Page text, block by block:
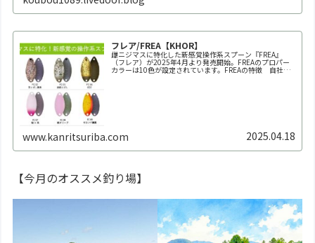
フレア/FREA【KHOR】
雌ニジマスに特化した新感覚操作系スプーン『FREA』
（フレア）が2025年4月より発売開始。FREAのプロパー
カラーは10色が設定されています。FREAの特徴 自社養
魚場だからできた業界初の150回以上にも及ぶ全雌選抜池
www.kanritsuriba.com 2025.04.18
【今月のオススメ釣り場】